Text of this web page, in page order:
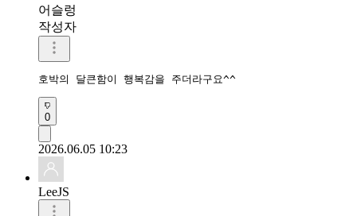
어슬렁
작성자
호박의 달큰함이 행복감을 주더라구요^^
0
2026.06.05 10:23
LeeJS